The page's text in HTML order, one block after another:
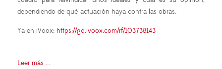
dependiendo de qué actuación haya contra las obras.
Ya en iVoox: https://go.ivoox.com/rf/103738143
Leer más ...